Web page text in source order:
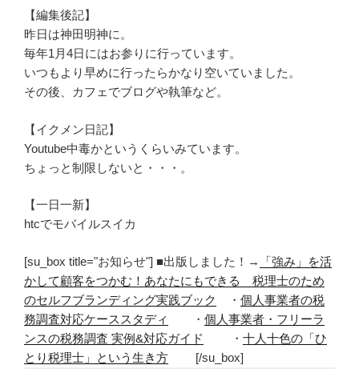
【編集後記】
昨日は神田明神に。
毎年1月4日にはお参りに行っています。
いつもより早めに行ったらかなり空いていました。
その後、カフェでブログや執筆など。
【イクメン日記】
Youtube中毒かというくらいみています。
ちょっと制限しないと・・・。
【一日一新】
htcでモバイルスイカ
[su_box title="お知らせ"] ■出版しました！→
「強み」を活
かして顧客をつかむ！あなたにもできる 税理士のため
のセルフブランディング実践ブック
・ 個人事業者の税
務調査対応ケーススタディ
・ 個人事業者・フリーラ
ンスの税務調査 実例&対応ガイド
・ 十人十色の「ひ
とり税理士」という生き方 [/su_box]